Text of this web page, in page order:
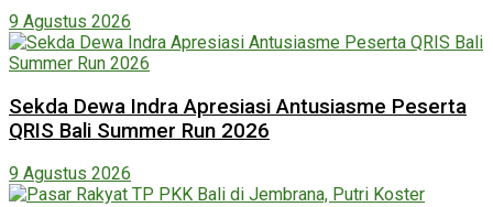
9 Agustus 2026
Sekda Dewa Indra Apresiasi Antusiasme Peserta
QRIS Bali Summer Run 2026
9 Agustus 2026